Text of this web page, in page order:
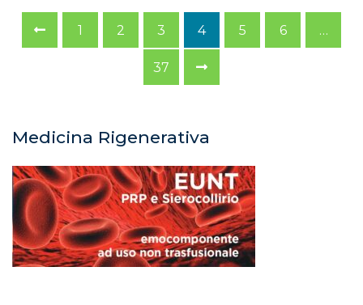
1 2 3 4 5 6 …
37
Medicina Rigenerativa